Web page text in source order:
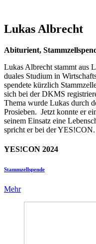
Lukas Albrecht
Abiturient,
Lukas Albrecht stammt aus
duales Studium in
spendete kürzlich
sich bei der DKMS
Thema wurde Lukas durch
Prosieben. Jetzt konnte er
seinem Einsatz eine
spricht er bei der YES!CON.
YES!CON 2024
Stammzellspende
Mehr